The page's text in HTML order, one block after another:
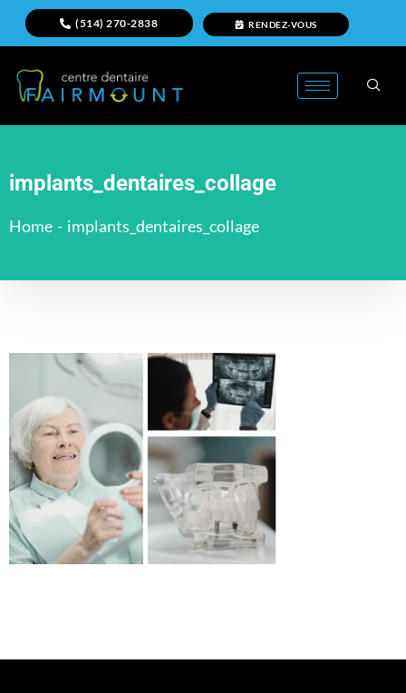
(514) 270-2838 RENDEZ-VOUS
implants_dentaires_collage
Home - implants_dentaires_collage